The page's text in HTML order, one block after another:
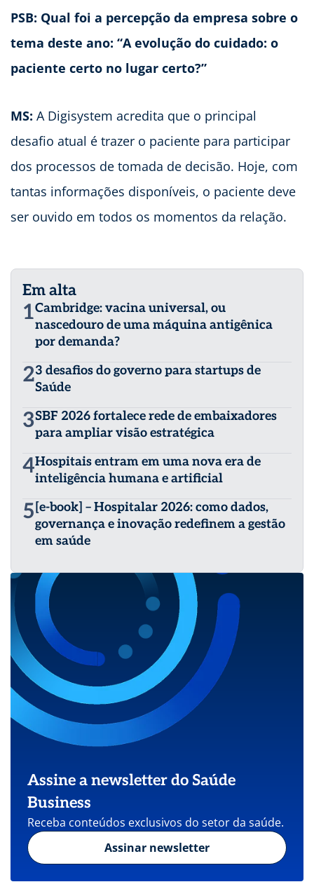
PSB: Qual foi a percepção da empresa sobre o
tema deste ano: “A evolução do cuidado: o
paciente certo no lugar certo?”
MS: A Digisystem acredita que o principal
desafio atual é trazer o paciente para participar
dos processos de tomada de decisão. Hoje, com
tantas informações disponíveis, o paciente deve
ser ouvido em todos os momentos da relação.
Em alta
1Cambridge: vacina universal, ou
nascedouro de uma máquina antigênica
por demanda?
23 desafios do governo para startups de
Saúde
3SBF 2026 fortalece rede de embaixadores
para ampliar visão estratégica
4Hospitais entram em uma nova era de
inteligência humana e artificial
5 [e-book] – Hospitalar 2026: como dados,
governança e inovação redefinem a gestão
em saúde
Assine a newsletter do Saúde
Business
Receba conteúdos exclusivos do setor da saúde.
Assinar newsletter